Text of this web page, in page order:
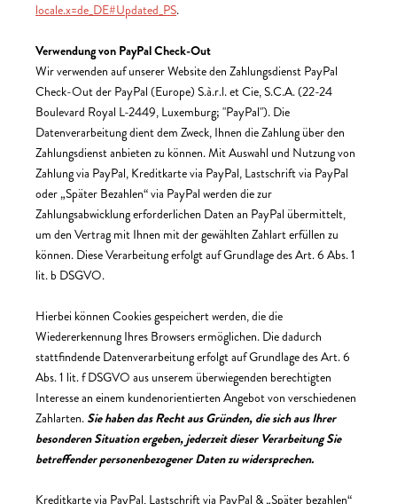
locale.x=de_DE#Updated_PS.
Verwendung von PayPal Check-Out
Wir verwenden auf unserer Website den Zahlungsdienst PayPal
Check-Out der PayPal (Europe) S.à.r.l. et Cie, S.C.A. (22-24
Boulevard Royal L-2449, Luxemburg; "PayPal"). Die
Datenverarbeitung dient dem Zweck, Ihnen die Zahlung über den
Zahlungsdienst anbieten zu können. Mit Auswahl und Nutzung von
Zahlung via PayPal, Kreditkarte via PayPal, Lastschrift via PayPal
oder „Später Bezahlen“ via PayPal werden die zur
Zahlungsabwicklung erforderlichen Daten an PayPal übermittelt,
um den Vertrag mit Ihnen mit der gewählten Zahlart erfüllen zu
können. Diese Verarbeitung erfolgt auf Grundlage des Art. 6 Abs. 1
lit. b DSGVO.
Hierbei können Cookies gespeichert werden, die die
Wiedererkennung Ihres Browsers ermöglichen. Die dadurch
stattfindende Datenverarbeitung erfolgt auf Grundlage des Art. 6
Abs. 1 lit. f DSGVO aus unserem überwiegenden berechtigten
Interesse an einem kundenorientierten Angebot von verschiedenen
Zahlarten. Sie haben das Recht aus Gründen, die sich aus Ihrer
besonderen Situation ergeben, jederzeit dieser Verarbeitung Sie
betreffender personenbezogener Daten zu widersprechen.
Kreditkarte via PayPal, Lastschrift via PayPal & „Später bezahlen“